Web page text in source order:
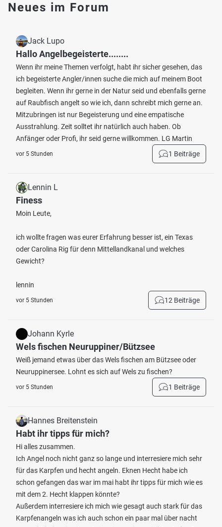
Neues im Forum
Jack Lupo
Hallo Angelbegeisterte........
Wenn ihr meine Themen verfolgt, habt ihr sicher gesehen, das
ich begeisterte Angler/innen suche die mich auf meinem Boot
begleiten. Wenn ihr gerne in der Natur seid und ebenfalls gerne
auf Raubfisch angelt so wie ich, dann schreibt mich gerne an.
Mitzubringen ist nur Begeisterung und eine empatische
Ausstrahlung. Zeit solltet ihr natürlich auch haben. Ob
Anfänger oder Profi, ihr seid gerne willkommen. LG Martin
vor 5 Stunden 1 Beiträge
Lennin L
Finess
Moin Leute,
ich wollte fragen was eurer Erfahrung besser ist, ein Texas
oder Carolina Rig für denn Mittellandkanal und welches
Gewicht?
lennin
vor 5 Stunden 12 Beiträge
Johann Kyrle
Wels fischen Neuruppiner/Bützsee
Weiß jemand etwas über das Wels fischen am Bützsee oder
Neuruppinersee. Lohnt es sich auf Wels zu fischen?
vor 5 Stunden 1 Beiträge
Hannes Breitenstein
Habt ihr tipps für mich?
Hi alles zusammen.
Ich Angel noch nicht ganz so lange und interresiere mich sehr
für das Karpfen und hecht angeln. Eknen Hecht habe ich
schon gefangen das war im mai habt ihr tipps für mich wie es
mit dem 2. Hecht klappen könnte?
Außerdem interresiere ich mich wie gesagt auch stark für das
Karpfenangeln was ich auch schon ein paar mal über nacht